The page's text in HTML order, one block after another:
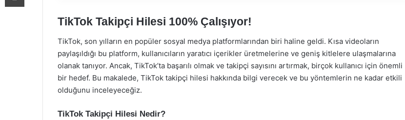
TikTok Takipçi Hilesi 100% Çalışıyor!
TikTok, son yılların en popüler sosyal medya platformlarından biri haline geldi. Kısa videoların
paylaşıldığı bu platform, kullanıcıların yaratıcı içerikler üretmelerine ve geniş kitlelere ulaşmalarına
olanak tanıyor. Ancak, TikTok’ta başarılı olmak ve takipçi sayısını artırmak, birçok kullanıcı için önemli
bir hedef. Bu makalede, TikTok takipçi hilesi hakkında bilgi verecek ve bu yöntemlerin ne kadar etkili
olduğunu inceleyeceğiz.
TikTok Takipçi Hilesi Nedir?